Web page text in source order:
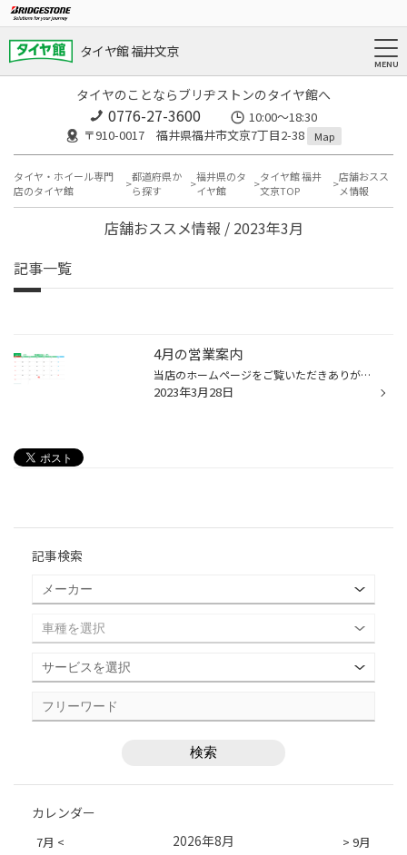
タイヤ館 福井文京
タイヤのことならブリヂストンのタイヤ館へ
0776-27-3600
10:00～18:30
〒910-0017 福井県福井市文京7丁目2-38
Map
タイヤ・ホイール専門
店のタイヤ館
都道府県か
ら探す
福井県のタ
イヤ館
タイヤ館 福井
文京TOP
店舗おスス
メ情報
店舗おススメ情報 / 2023年3月
記事一覧
4月の営業案内
当店のホームページをご覧いただきありがとうございます。 4月の営業日は左記の通りとなります。 ４月19日まで毎日営業しております。 4月26日から水曜定休日となります。
2023年3月28日
記事検索
カレンダー
7月 < > 9月
2026年8月